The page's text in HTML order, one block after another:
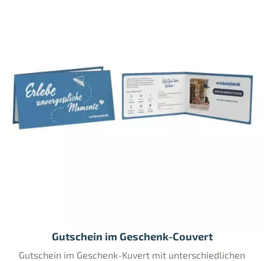
Gutschein im Geschenk-Couvert
Gutschein im Geschenk-Kuvert mit unterschiedlichen